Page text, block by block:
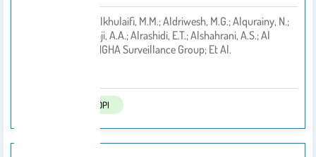
4- Idrees, E.K.; Alkhulaifi, M.M.; Aldriwesh, M.G.; Alqurainy, N.;
Okdah, L.; Alswaji, A.A.; Alrashidi, E.T.; Alshahrani, A.S.; Al
Johani, S.M.; MNGHA Surveillance Group; Et Al.
MDPI